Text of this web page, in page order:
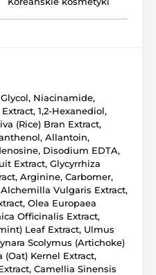
Niacinamide,
1,2-Hexanediol,
(Rice) Bran Extract,
Allantoin,
Disodium EDTA,
Extract, Glycyrrhiza
Arginine, Carbomer,
Vulgaris Extract,
Olea Europaea
Officinalis Extract,
Leaf Extract, Ulmus
Scolymus (Artichoke)
(Oat) Kernel Extract,
Camellia Sinensis